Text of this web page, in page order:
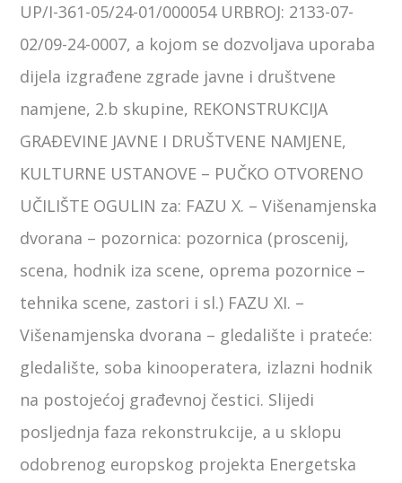
UP/I-361-05/24-01/000054 URBROJ: 2133-07-
02/09-24-0007, a kojom se dozvoljava uporaba
dijela izgrađene zgrade javne i društvene
namjene, 2.b skupine, REKONSTRUKCIJA
GRAĐEVINE JAVNE I DRUŠTVENE NAMJENE,
KULTURNE USTANOVE – PUČKO OTVORENO
UČILIŠTE OGULIN za: FAZU X. – Višenamjenska
dvorana – pozornica: pozornica (proscenij,
scena, hodnik iza scene, oprema pozornice –
tehnika scene, zastori i sl.) FAZU XI. –
Višenamjenska dvorana – gledalište i prateće:
gledalište, soba kinooperatera, izlazni hodnik
na postojećoj građevnoj čestici. Slijedi
posljednja faza rekonstrukcije, a u sklopu
odobrenog europskog projekta Energetska